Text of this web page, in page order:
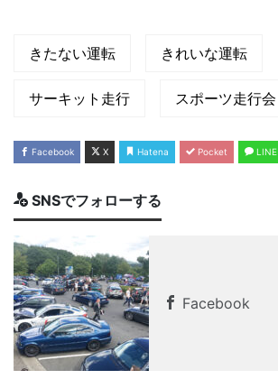
きたない運転 きれいな運転
サーキット走行 スポーツ走行会
Facebook X Hatena Pocket LINE
SNSでフォローする
Facebook